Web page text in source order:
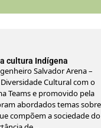
cultura Indígena
Salvador Arena –
Cultural com o
Teams e promovido pela
abordados temas sobre
compõem a sociedade do